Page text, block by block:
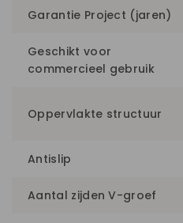
Garantie Project (jaren)
Geschikt voor
commercieel gebruik
Oppervlakte structuur
Antislip
Aantal zijden V-groef